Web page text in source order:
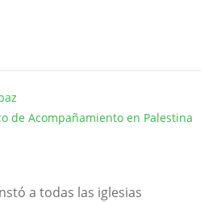
de Acompañamiento en Palestina
a todas las iglesias